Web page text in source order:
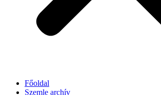
Főoldal
Szemle archív